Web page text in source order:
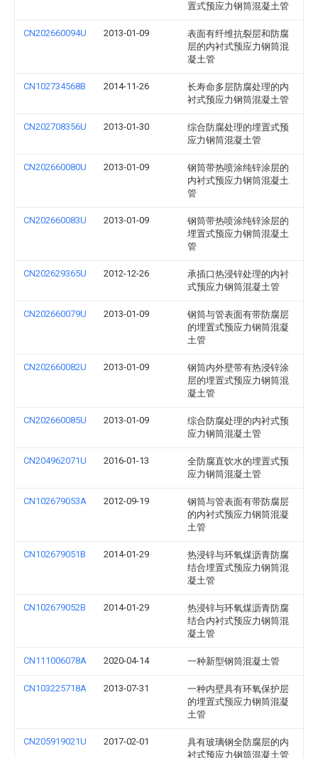
置式预应力钢筒混凝土管
CN202660094U 2013-01-09
表面有纤维抗裂层和防腐
层的内衬式预应力钢筒混
凝土管
CN102734568B 2014-11-26
长寿命多层防腐处理的内
衬式预应力钢筒混凝土管
CN202708356U 2013-01-30
综合防腐处理的埋置式预
应力钢筒混凝土管
CN202660080U 2013-01-09
钢筒带热喷涂纯锌涂层的
内衬式预应力钢筒混凝土
管
CN202660083U 2013-01-09
钢筒带热喷涂纯锌涂层的
埋置式预应力钢筒混凝土
管
CN202629365U 2012-12-26
承插口热浸锌处理的内衬
式预应力钢筒混凝土管
CN202660079U 2013-01-09
钢筒与管表面有带防腐层
的埋置式预应力钢筒混凝
土管
CN202660082U 2013-01-09
钢筒内外壁带有热浸锌涂
层的埋置式预应力钢筒混
凝土管
CN202660085U 2013-01-09
综合防腐处理的内衬式预
应力钢筒混凝土管
CN204962071U 2016-01-13
全防腐直饮水的埋置式预
应力钢筒混凝土管
CN102679053A 2012-09-19
钢筒与管表面有带防腐层
的内衬式预应力钢筒混凝
土管
CN102679051B 2014-01-29
热浸锌与环氧煤沥青防腐
结合埋置式预应力钢筒混
凝土管
CN102679052B 2014-01-29
热浸锌与环氧煤沥青防腐
结合内衬式预应力钢筒混
凝土管
CN111006078A 2020-04-14 一种新型钢筒混凝土管
CN103225718A 2013-07-31
一种内壁具有环氧保护层
的埋置式预应力钢筒混凝
土管
CN205919021U 2017-02-01
具有玻璃钢全防腐层的内
衬式预应力钢筒混凝土管